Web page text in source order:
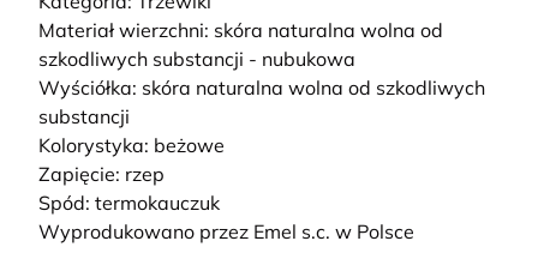
Materiał wierzchni: skóra naturalna wolna od
szkodliwych substancji - nubukowa
Wyściółka: skóra naturalna wolna od szkodliwych
substancji
Kolorystyka: beżowe
Zapięcie: rzep
Spód: termokauczuk
Wyprodukowano przez Emel s.c. w Polsce